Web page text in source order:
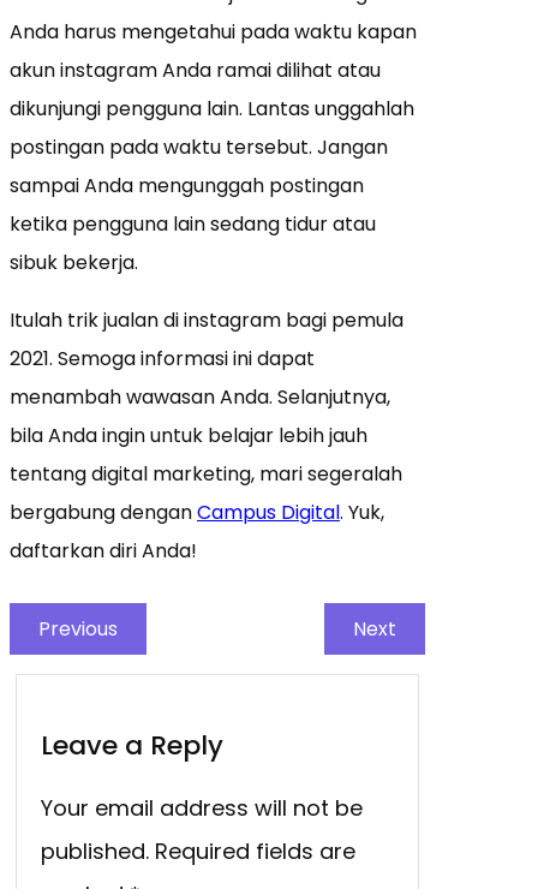
Anda harus mengetahui pada waktu kapan
akun instagram Anda ramai dilihat atau
dikunjungi pengguna lain. Lantas unggahlah
postingan pada waktu tersebut. Jangan
sampai Anda mengunggah postingan
ketika pengguna lain sedang tidur atau
sibuk bekerja.
Itulah trik jualan di instagram bagi pemula
2021. Semoga informasi ini dapat
menambah wawasan Anda. Selanjutnya,
bila Anda ingin untuk belajar lebih jauh
tentang digital marketing, mari segeralah
bergabung denganCampus Digital. Yuk,
daftarkan diri Anda!
Previous Next
Leave a Reply
Your email address will not be
published. Required fields are